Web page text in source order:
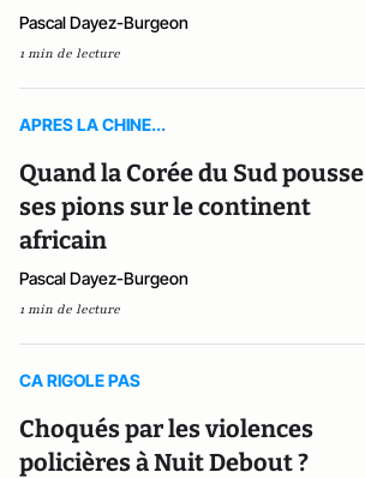
Pascal Dayez-Burgeon
1 min de lecture
APRES LA CHINE...
Quand la Corée du Sud pousse
ses pions sur le continent
africain
Pascal Dayez-Burgeon
1 min de lecture
CA RIGOLE PAS
Choqués par les violences
policières à Nuit Debout ?